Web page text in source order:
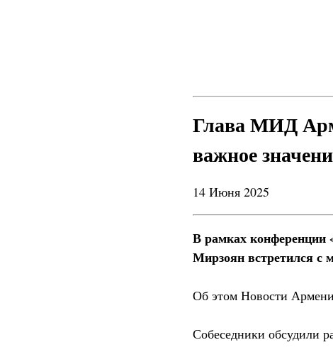
Глава МИД
важное
14 Июня 2025
В рамках
Мирзоян встретился
Об этом Новости
Собеседники обсудили